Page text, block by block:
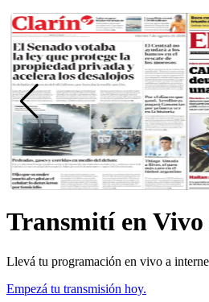
Transmití en Vivo
Llevá tu programación en vivo a
Empezá tu transmisión hoy.